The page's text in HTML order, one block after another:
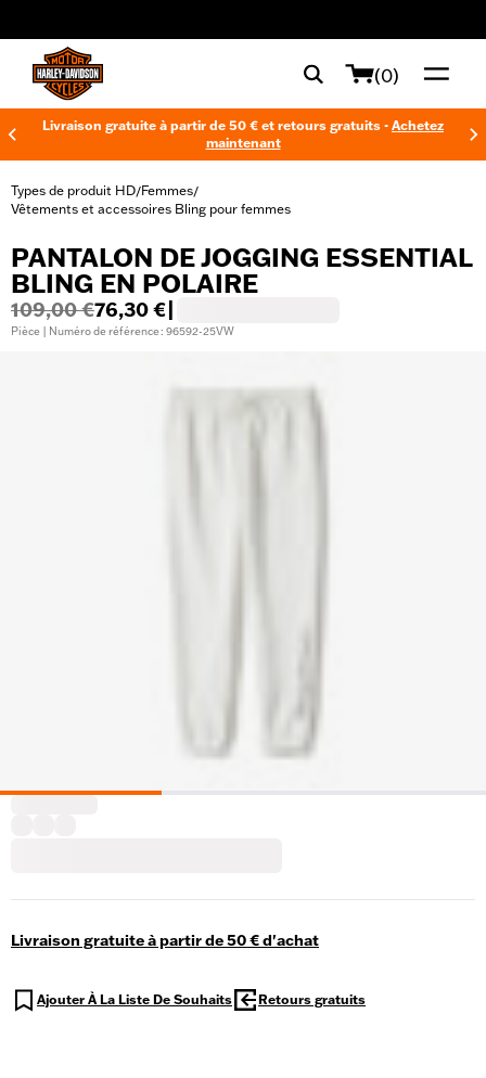
(0)
Livraison gratuite à partir de 50 € et retours gratuits - Achetez
maintenant
Types de produit HD/Femmes/
Vêtements et accessoires Bling pour femmes
PANTALON DE JOGGING ESSENTIAL
BLING EN POLAIRE
109,00 €76,30 €
Pièce | Numéro de référence : 96592-25VW
Livraison gratuite à partir de 50 € d'achat
Ajouter À La Liste De Souhaits Retours gratuits